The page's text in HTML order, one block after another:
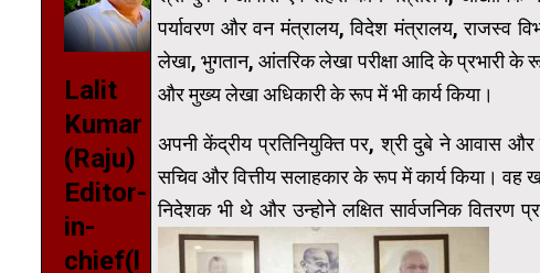
Lalit
Kumar
(Raju)
Editor-
in-
chief(l
पर्यावरण और वन मंत्रालय, विदेश मंत्रालय, राजस्व
लेखा, भुगतान, आंतरिक लेखा परीक्षा आदि के प्रभारी के
और मुख्य लेखा अधिकारी के रूप में भी कार्य किया।
अपनी केंद्रीय प्रतिनियुक्ति पर, श्री दुबे ने आवास और
सचिव और वित्तीय सलाहकार के रूप में कार्य किया। वह
निदेशक भी थे और उन्होने लक्षित सार्वजनिक वितरण